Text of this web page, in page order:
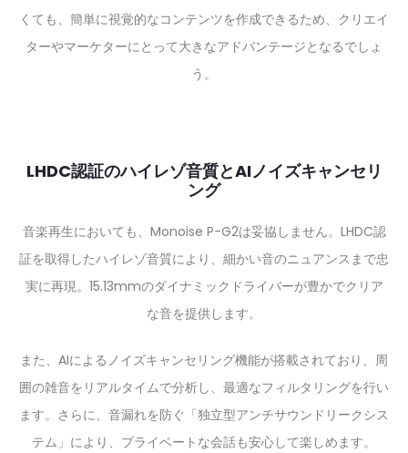
くても、簡単に視覚的なコンテンツを作成できるため、クリエイ
ターやマーケターにとって大きなアドバンテージとなるでしょ
う。
LHDC認証のハイレゾ音質とAIノイズキャンセリ
ング
音楽再生においても、Monoise P-G2は妥協しません。LHDC認
証を取得したハイレゾ音質により、細かい音のニュアンスまで忠
実に再現。15.13mmのダイナミックドライバーが豊かでクリア
な音を提供します。
また、AIによるノイズキャンセリング機能が搭載されており、周
囲の雑音をリアルタイムで分析し、最適なフィルタリングを行い
ます。さらに、音漏れを防ぐ「独立型アンチサウンドリークシス
テム」により、プライベートな会話も安心して楽しめます。